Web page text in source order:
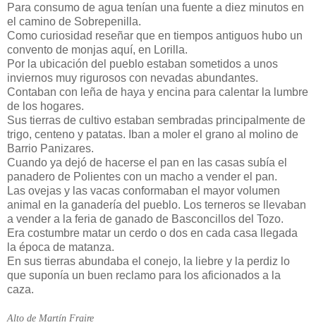
Para consumo de agua tenían una fuente a diez minutos en
el camino de Sobrepenilla.
Como curiosidad reseñar que en tiempos antiguos hubo un
convento de monjas aquí, en Lorilla.
Por la ubicación del pueblo estaban sometidos a unos
inviernos muy rigurosos con nevadas abundantes.
Contaban con leña de haya y encina para calentar la lumbre
de los hogares.
Sus tierras de cultivo estaban sembradas principalmente de
trigo, centeno y patatas. Iban a moler el grano al molino de
Barrio Panizares.
Cuando ya dejó de hacerse el pan en las casas subía el
panadero de Polientes con un macho a vender el pan.
Las ovejas y las vacas conformaban el mayor volumen
animal en la ganadería del pueblo. Los terneros se llevaban
a vender a la feria de ganado de Basconcillos del Tozo.
Era costumbre matar un cerdo o dos en cada casa llegada
la época de matanza.
En sus tierras abundaba el conejo, la liebre y la perdiz lo
que suponía un buen reclamo para los aficionados a la
caza.
Alto de Martín Fraire